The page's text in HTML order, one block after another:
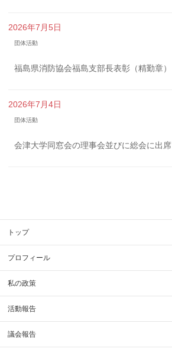
2026年7月5日
団体活動
福島県消防協会福島支部長表彰（精勤章）
2026年7月4日
団体活動
会津大学同窓会の理事会並びに総会に出席
トップ
プロフィール
私の政策
活動報告
議会報告